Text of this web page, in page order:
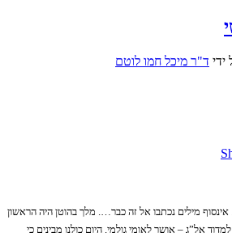
חמו לוטם
נכתבו אל זה כבר…. מלך בהוטן היה הראשון
לאומי גולמי. היום כולנו מבינים כי